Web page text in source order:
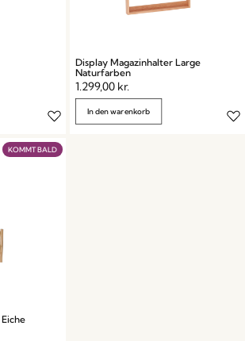
Display Magazinhalter Large
Naturfarben
1.299,00 kr.
In den warenkorb
KOMMT BALD